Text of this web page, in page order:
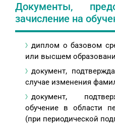
Документы,
зачисление на
диплом о базовом
или высшем
документ,
случае изменения
документ,
обучение в области
(при периодической